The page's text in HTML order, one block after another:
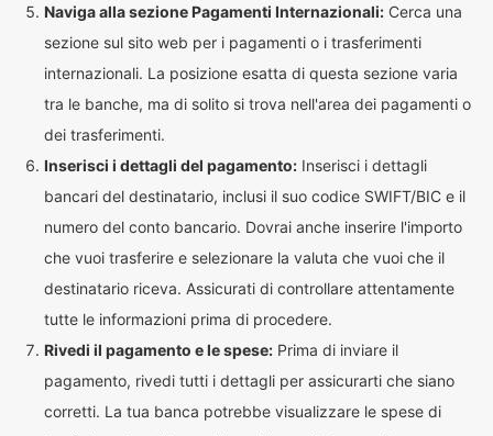
Naviga alla sezione Pagamenti Internazionali: Cerca una
sezione sul sito web per i pagamenti o i trasferimenti
internazionali. La posizione esatta di questa sezione varia
tra le banche, ma di solito si trova nell'area dei pagamenti o
dei trasferimenti.
Inserisci i dettagli del pagamento: Inserisci i dettagli
bancari del destinatario, inclusi il suo codice SWIFT/BIC e il
numero del conto bancario. Dovrai anche inserire l'importo
che vuoi trasferire e selezionare la valuta che vuoi che il
destinatario riceva. Assicurati di controllare attentamente
tutte le informazioni prima di procedere.
Rivedi il pagamento e le spese: Prima di inviare il
pagamento, rivedi tutti i dettagli per assicurarti che siano
corretti. La tua banca potrebbe visualizzare le spese di